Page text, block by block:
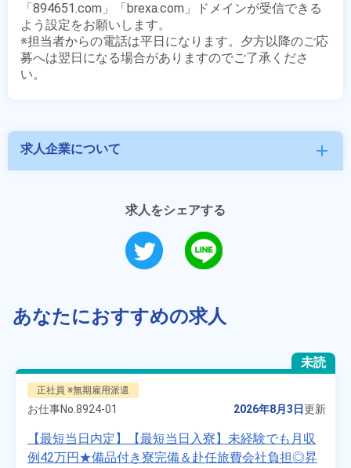
「894651.com」「brexa.com」ドメインが受信できる
よう設定をお願いします。
※担当者からの電話は平日になります。夕方以降のご応
募へは翌日になる場合がありますのでご了承くださ
求人企業について add
求人をシェアする
あなたにおすすめの求人
未読
正社員 ※無期雇用派遣
お仕事No. 8924-01 2026年8月3日更新
【最短当日内定】【最短当日入寮】未経験でも月収
例42万円★備品付き寮完備＆赴任旅費会社負担◎昇